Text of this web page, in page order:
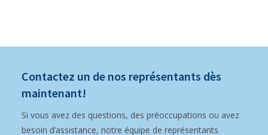
Contactez un de nos représentants dès
maintenant!
Si vous avez des questions, des préoccupations ou avez
besoin d’assistance, notre équipe de représentants